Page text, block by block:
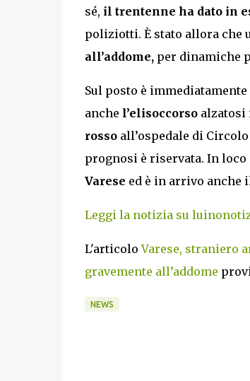
sé, il trentenne ha dato in
poliziotti. È stato allora che
all’addome,per dinamiche
Sul posto è
anche l’elisoccorsoalzatosi
rossoall’ospedale di
prognosi è riservata. In loco
Varese ed è in arrivo anche
Leggi la notizia su
L'articoloVarese, straniero
gravemente all’addome
NEWS